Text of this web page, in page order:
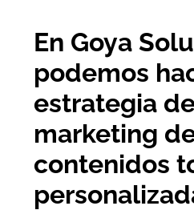
En Goya
podemos
estrategia
marketing
contenidos